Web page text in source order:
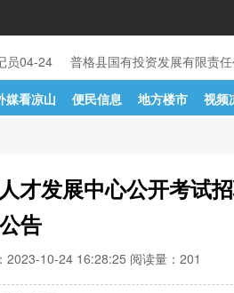
04-24 普格县国有投资发展有限责任
媒看凉山 便民信息 地方楼市
视频
才发展中心公开考试
告
10-24 16:28:25 阅读量： 201